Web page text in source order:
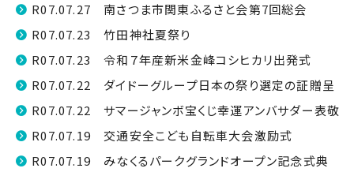
R07.07.27 南さつま市関東ふるさと会第7回総会
R07.07.23 竹田神社夏祭り
R07.07.23 令和７年産新米金峰コシヒカリ出発式
R07.07.22 ダイドーグループ日本の祭り選定の証贈呈
R07.07.22 サマージャンボ宝くじ幸運アンバサダー表敬
R07.07.19 交通安全こども自転車大会激励式
R07.07.19 みなくるパークグランドオープン記念式典